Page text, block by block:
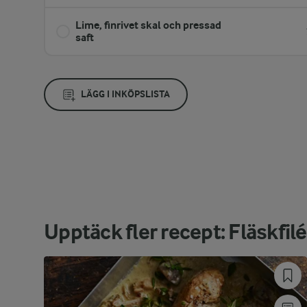
Lime, finrivet skal och pressad
saft
LÄGG I INKÖPSLISTA
Upptäck fler recept: Fläskfilé